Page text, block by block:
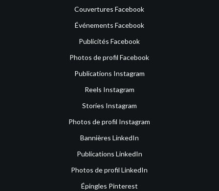
Couvertures Facebook
Événements Facebook
Publicités Facebook
Photos de profil Facebook
Publications Instagram
Reels Instagram
Stories Instagram
Photos de profil Instagram
Bannières LinkedIn
Publications LinkedIn
Photos de profil LinkedIn
Épingles Pinterest